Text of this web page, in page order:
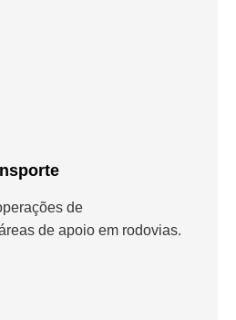
de
de apoio em rodovias.